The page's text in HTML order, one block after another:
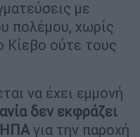
με
πολέμου, χωρίς
Κίεβο ούτε τους
να έχει εμμονή
δεν εκφράζει
ΗΠΑγια την παροχή